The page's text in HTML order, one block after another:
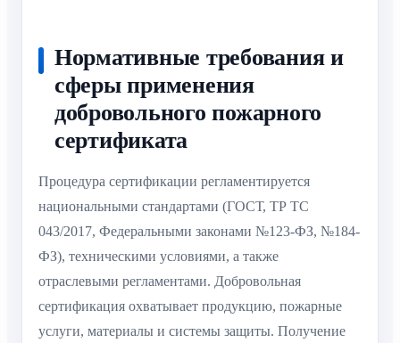
Нормативные требования и
сферы применения
добровольного пожарного
сертификата
Процедура сертификации регламентируется
национальными стандартами (ГОСТ, ТР ТС
043/2017, Федеральными законами №123-ФЗ, №184-
ФЗ), техническими условиями, а также
отраслевыми регламентами. Добровольная
сертификация охватывает продукцию, пожарные
услуги, материалы и системы защиты. Получение